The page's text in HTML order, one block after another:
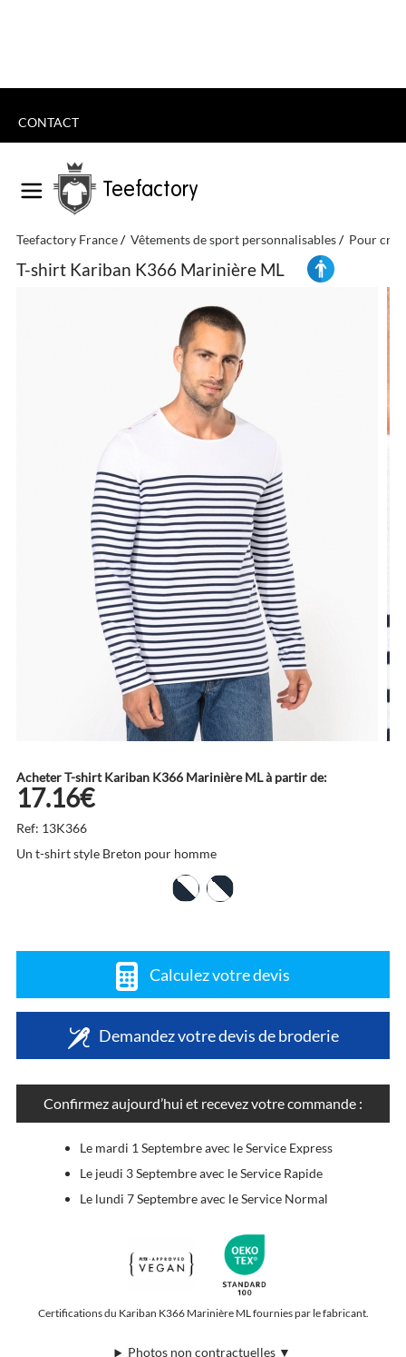
CONTACT
Teefactory
Teefactory France Vêtements de sport personnalisables Pour
T-shirt Kariban K366 Marinière ML
Acheter T-shirt Kariban K366 Marinière ML à partir de:
17.16€
Ref: 13K366
Un t-shirt style Breton pour homme
Calculez votre devis
Demandez votre devis de broderie
Confirmez aujourd’hui et recevez votre commande :
Le mardi 1 Septembre avec le Service Express
Le jeudi 3 Septembre avec le Service Rapide
Le lundi 7 Septembre avec le Service Normal
Certifications du Kariban K366 Marinière ML fournies par le fabricant.
Photos non contractuelles ▼